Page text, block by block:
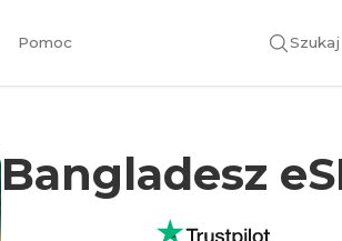
Pomoc Szukaj
Bangladesz